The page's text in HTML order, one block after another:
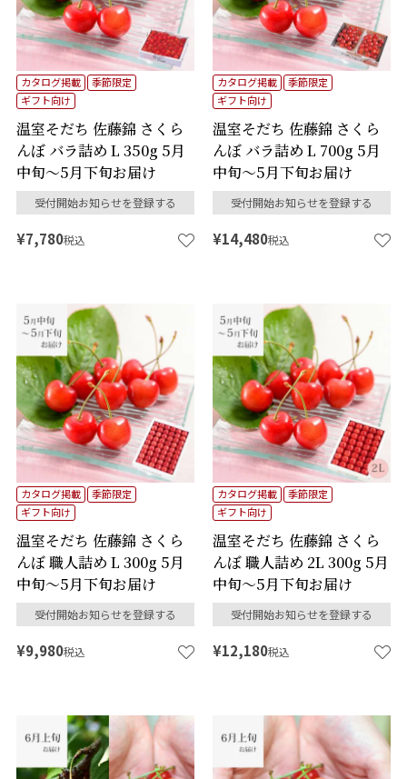
温室そだち 佐藤錦 さくら
んぼ バラ詰め L 350g 5月
中旬～5月下旬お届け
カタログ掲載
季節限定
ギフト向け
受付開始お知らせを登録する
¥7,780税込
温室そだち 佐藤錦 さくら
んぼ バラ詰め L 700g 5月
中旬～5月下旬お届け
カタログ掲載
季節限定
ギフト向け
受付開始お知らせを登録する
¥14,480税込
温室そだち 佐藤錦 さくら
んぼ 職人詰め L 300g 5月
中旬～5月下旬お届け
カタログ掲載
季節限定
ギフト向け
受付開始お知らせを登録する
¥9,980税込
温室そだち 佐藤錦 さくら
んぼ 職人詰め 2L 300g 5月
中旬～5月下旬お届け
カタログ掲載
季節限定
ギフト向け
受付開始お知らせを登録する
¥12,180税込